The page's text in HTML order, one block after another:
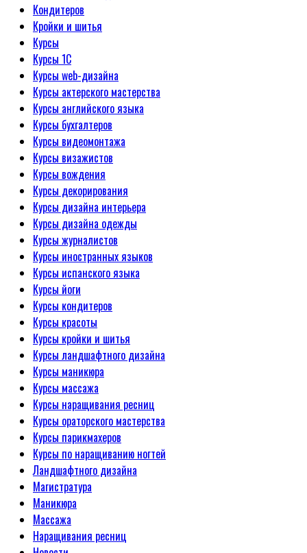
Кондитеров
Кройки и шитья
Курсы
Курсы 1С
Курсы web-дизайна
Курсы актерского мастерства
Курсы английского языка
Курсы бухгалтеров
Курсы видеомонтажа
Курсы визажистов
Курсы вождения
Курсы декорирования
Курсы дизайна интерьера
Курсы дизайна одежды
Курсы журналистов
Курсы иностранных языков
Курсы испанского языка
Курсы йоги
Курсы кондитеров
Курсы красоты
Курсы кройки и шитья
Курсы ландшафтного дизайна
Курсы маникюра
Курсы массажа
Курсы наращивания ресниц
Курсы ораторского мастерства
Курсы парикмахеров
Курсы по наращиванию ногтей
Ландшафтного дизайна
Магистратура
Маникюра
Массажа
Наращивания ресниц